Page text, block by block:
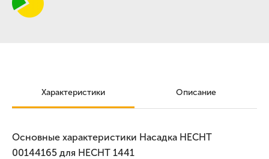
Характеристики Описание
Основные характеристики Насадка HECHT
00144165 для HECHT 1441